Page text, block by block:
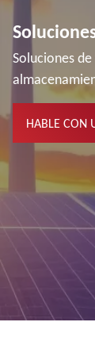
Soluciones
HABLE CON